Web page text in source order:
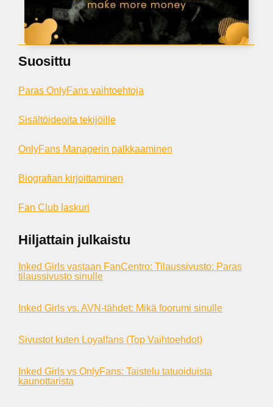
Suosittu
Paras OnlyFans vaihtoehtoja
Sisältöideoita tekijöille
OnlyFans Managerin palkkaaminen
Biografian kirjoittaminen
Fan Club laskuri
Hiljattain julkaistu
Inked Girls vastaan FanCentro: Tilaussivusto: Paras
tilaussivusto sinulle
Inked Girls vs. AVN-tähdet: Mikä foorumi sinulle
Sivustot kuten Loyalfans (Top Vaihtoehdot)
Inked Girls vs OnlyFans: Taistelu tatuoiduista
kaunottarista